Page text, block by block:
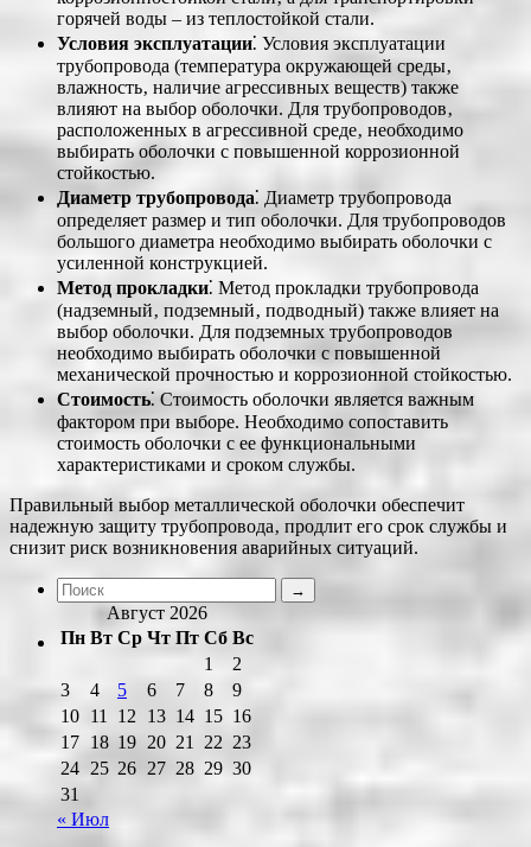
горячей воды – из теплостойкой стали.
Условия эксплуатации⁚ Условия эксплуатации
трубопровода (температура окружающей среды‚
влажность‚ наличие агрессивных веществ) также
влияют на выбор оболочки. Для трубопроводов‚
расположенных в агрессивной среде‚ необходимо
выбирать оболочки с повышенной коррозионной
стойкостью.
Диаметр трубопровода⁚ Диаметр трубопровода
определяет размер и тип оболочки. Для трубопроводов
большого диаметра необходимо выбирать оболочки с
усиленной конструкцией.
Метод прокладки⁚ Метод прокладки трубопровода
(надземный‚ подземный‚ подводный) также влияет на
выбор оболочки. Для подземных трубопроводов
необходимо выбирать оболочки с повышенной
механической прочностью и коррозионной стойкостью.
Стоимость⁚ Стоимость оболочки является важным
фактором при выборе. Необходимо сопоставить
стоимость оболочки с ее функциональными
характеристиками и сроком службы.
Правильный выбор металлической оболочки обеспечит
надежную защиту трубопровода‚ продлит его срок службы и
снизит риск возникновения аварийных ситуаций.
Август 2026
Пн Вт Ср Чт Пт Сб Вс
1
2
3
4 5 6 7 8
9
10 11 12 13 14 15 16
17 18 19 20 21 22 23
24 25 26 27 28 29 30
31
« Июл